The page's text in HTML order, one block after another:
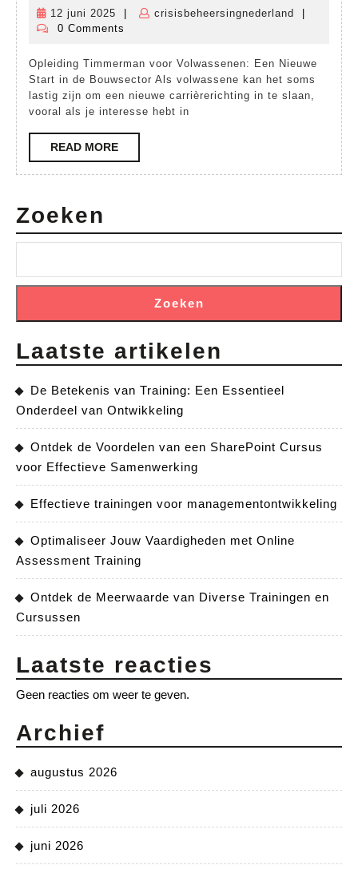
Jouw
in
12 juni 2025
12
juni
crisisbeheersingnederland
0 Comments
Opleiding Timmerman voor Volwassenen: Een Nieuwe
Start in de Bouwsector Als volwassene kan het soms
lastig zijn om een nieuwe carrièrerichting in te slaan,
vooral als je interesse hebt in
READ MOREREAD
MORE
Zoeken
Zoeken
Laatste artikelen
De Betekenis van Training: Een Essentieel
Onderdeel van Ontwikkeling
Ontdek de Voordelen van een SharePoint Cursus
voor Effectieve Samenwerking
Effectieve trainingen voor managementontwikkeling
Optimaliseer Jouw Vaardigheden met Online
Assessment Training
Ontdek de Meerwaarde van Diverse Trainingen en
Cursussen
Laatste reacties
Geen reacties om weer te geven.
Archief
augustus 2026
juli 2026
juni 2026